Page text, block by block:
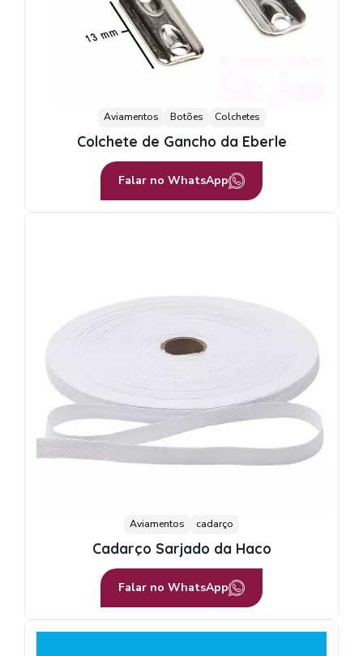
Aviamentos Botões Colchetes
Colchete de Gancho da Eberle
Falar no WhatsApp
Aviamentos cadarço
Cadarço Sarjado da Haco
Falar no WhatsApp